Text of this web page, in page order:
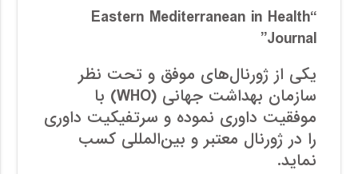
“Eastern Mediterranean in Health
Journal”
یکی از ژورنال‌های موفق و تحت نظر
سازمان بهداشت جهانی (WHO) با
موفقیت داوری نموده و سرتفیکیت داوری
را در ژورنال معتبر و بین‌المللی کسب
نماید.